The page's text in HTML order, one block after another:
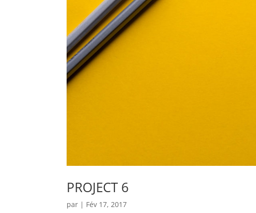
PROJECT 6
par | Fév 17, 2017